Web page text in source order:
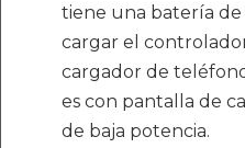
tiene una batería
cargar el
cargador de
es con pantalla de
de baja potencia.